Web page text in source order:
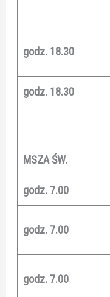
godz. 18.30
godz. 18.30
MSZA ŚW.
godz. 7.00
godz. 7.00
godz. 7.00